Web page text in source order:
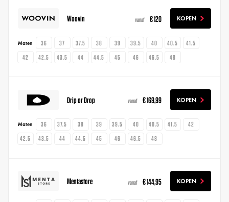
Woovin vanaf € 120 KOPEN
Maten 36 37 37.5 38 39 39.5 40 40.5
41.5
42
42.5 43.5 44 44.5 45 46 46.5 48
Drip or Drop vanaf € 169,99 KOPEN
Maten 36 37.5 38 39 39.5 40 40.5 41.5
42
42.5
43.5 44 44.5 45 46 46.5 48
Mentastore vanaf € 144,95 KOPEN